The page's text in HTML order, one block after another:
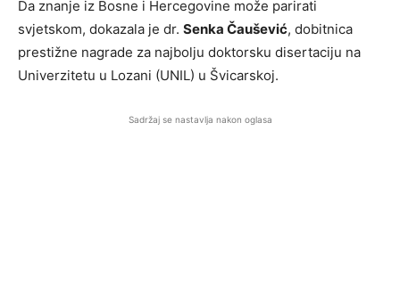
Da znanje iz Bosne i Hercegovine može parirati
svjetskom, dokazala je dr. Senka Čaušević, dobitnica
prestižne nagrade za najbolju doktorsku disertaciju na
Univerzitetu u Lozani (UNIL) u Švicarskoj.
Sadržaj se nastavlja nakon oglasa